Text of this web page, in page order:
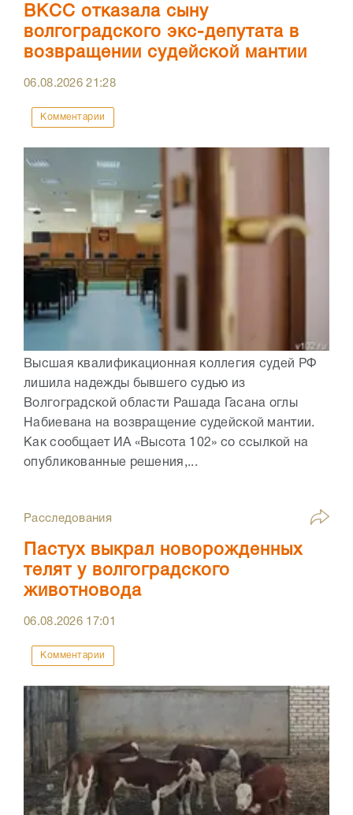
ВКСС отказала сыну
волгоградского экс-депутата в
возвращении судейской мантии
06.08.202621:28
Комментарии
Высшая квалификационная коллегия судей РФ
лишила надежды бывшего судью из
Волгоградской области Рашада Гасана оглы
Набиевана на возвращение судейской мантии.
Как сообщает ИА «Высота 102» со ссылкой на
опубликованные решения,...
Расследования
Пастух выкрал новорожденных
телят у волгоградского
животновода
06.08.2026 17:01
Комментарии